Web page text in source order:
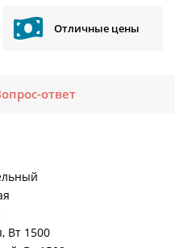
Отличные цены
ответ
Вт 1500